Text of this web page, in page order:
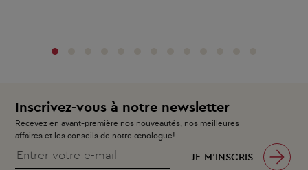
Inscrivez-vous à notre newsletter
Recevez en avant-première nos nouveautés, nos meilleures
affaires et les conseils de notre œnologue!
JE M’INSCRIS